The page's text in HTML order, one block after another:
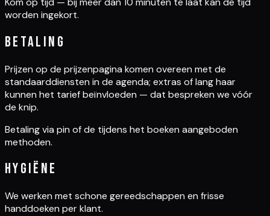
worden ingekort.
Betaling
Prijzen op de prijzenpagina komen overeen met de
standaarddiensten in de agenda; extras of lang haar
kunnen het tarief beïnvloeden — dat bespreken we vóór
de knip.
Betaling via pin of de tijdens het boeken aangeboden
methoden.
Hygiëne
We werken met schone gereedschappen en frisse
handdoeken per klant.